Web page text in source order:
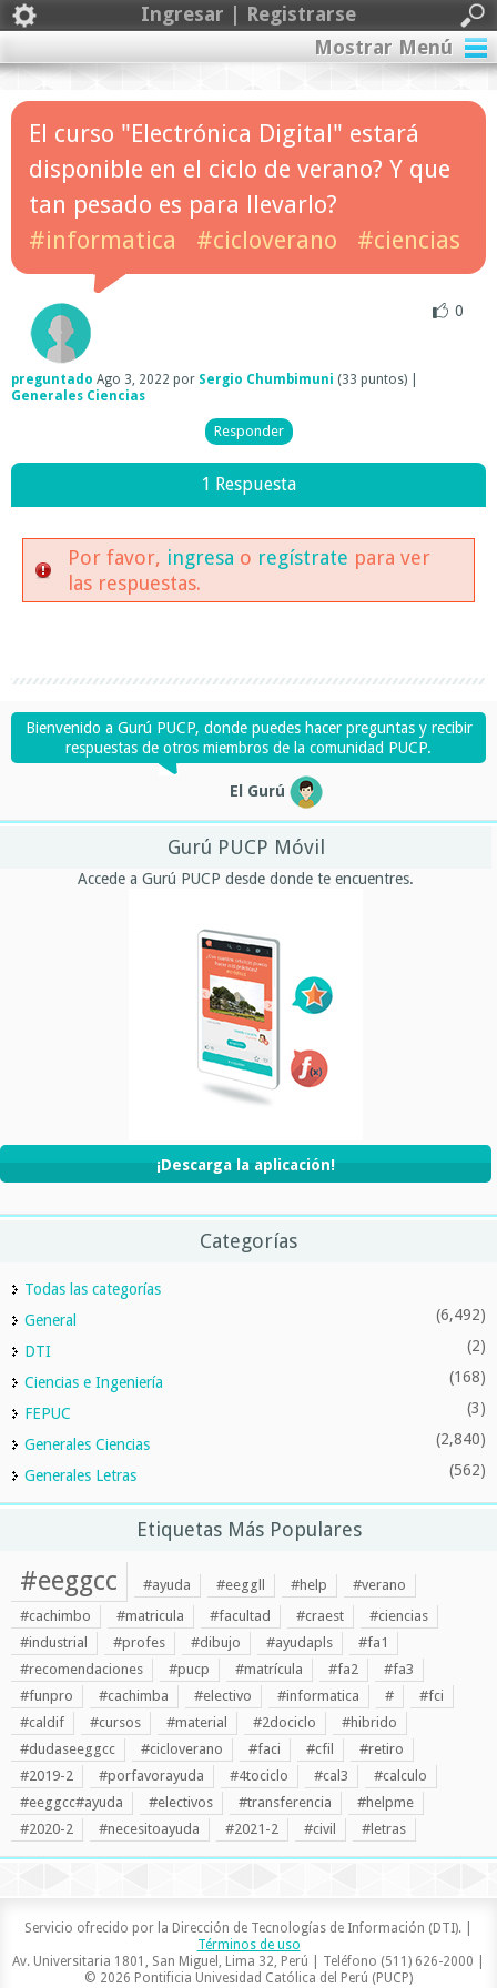
Ingresar | Registrarse
Mostrar Menú
El curso "Electrónica Digital" estará
disponible en el ciclo de verano? Y que
tan pesado es para llevarlo?
#informatica
#cicloverano #ciencias
0
preguntado Ago 3, 2022 por Sergio Chumbimuni (33 puntos)
Generales Ciencias
1 Respuesta
Por favor, ingresa o regístrate para ver
las respuestas.
Bienvenido a Gurú PUCP, donde puedes hacer preguntas y recibir
respuestas de otros miembros de la comunidad PUCP.
El Gurú
Gurú PUCP Móvil
Accede a Gurú PUCP desde donde te encuentres.
¡Descarga la aplicación!
Categorías
Todas las categorías
General
(6,492)
DTI (2)
Ciencias e Ingeniería (168)
FEPUC (3)
Generales Ciencias (2,840)
Generales Letras (562)
Etiquetas Más Populares
#eeggcc #ayuda #eeggll #help
#verano
#cachimbo
#matricula #facultad #craest
#ciencias
#industrial
#profes #dibujo #ayudapls
#fa1
#recomendaciones
#pucp #matrícula #fa2
#fa3
#funpro
#cachimba #electivo #informatica #
#fci
#caldif
#cursos #material #2dociclo
#hibrido
#dudaseeggcc
#cicloverano #faci #cfil
#retiro
#2019-2
#porfavorayuda #4tociclo #cal3
#calculo
#eeggcc#ayuda
#electivos #transferencia
#helpme
#2020-2
#necesitoayuda #2021-2 #civil #letras
Servicio ofrecido por la Dirección de Tecnologías de Información (DTI). |
Términos de uso
Av. Universitaria 1801, San Miguel, Lima 32, Perú | Teléfono (511) 626-2000 |
© 2026 Pontificia Univesidad Católica del Perú (PUCP)